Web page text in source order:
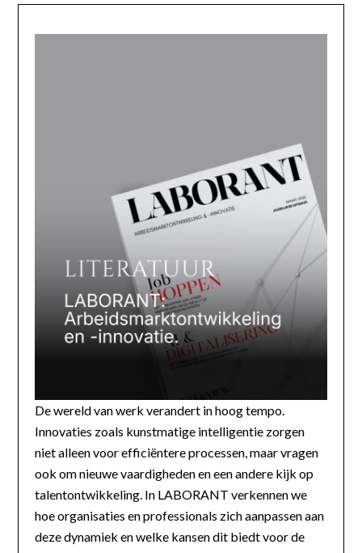
De wereld van werk verandert in hoog tempo.
Innovaties zoals kunstmatige intelligentie zorgen
niet alleen voor efficiëntere processen, maar vragen
ook om nieuwe vaardigheden en een andere kijk op
talentontwikkeling. In LABORANT verkennen we
hoe organisaties en professionals zich aanpassen aan
deze dynamiek en welke kansen dit biedt voor de